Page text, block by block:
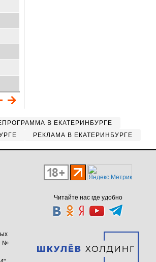
В ЕКАТЕРИНБУРГЕ
РЕКЛАМА В ЕКАТЕРИНБУРГЕ
Читайте нас где удобно
№